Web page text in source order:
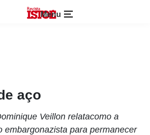
Menu
aço
Veillon relatacomo a
embargonazista para permanecer